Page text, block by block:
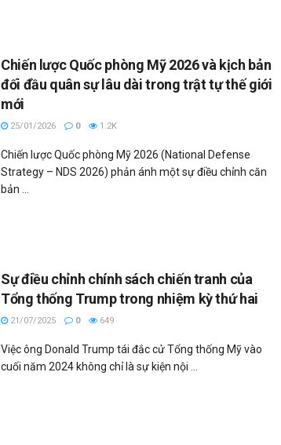
Chiến lược Quốc phòng Mỹ 2026 và kịch bản
đối đầu quân sự lâu dài trong trật tự thế giới
mới
25/01/2026 0 1.2K
Chiến lược Quốc phòng Mỹ 2026 (National Defense
Strategy – NDS 2026) phản ánh một sự điều chỉnh căn
bản ...
Sự điều chỉnh chính sách chiến tranh của
Tổng thống Trump trong nhiệm kỳ thứ hai
21/07/2025 0 649
Việc ông Donald Trump tái đắc cử Tổng thống Mỹ vào
cuối năm 2024 không chỉ là sự kiện nội ...